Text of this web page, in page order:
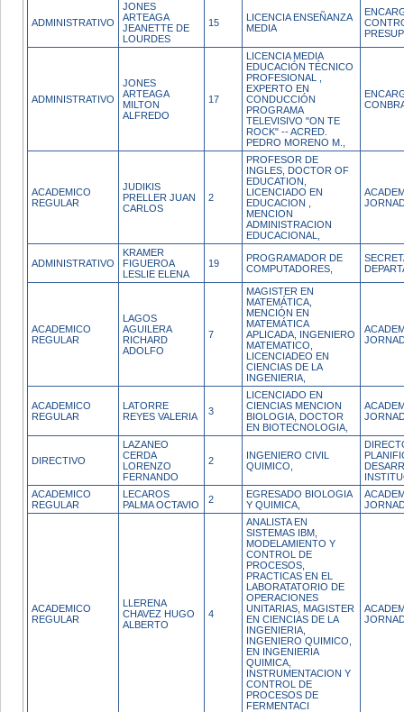
ADMINISTRATIVO
JONES
ARTEAGA
JEANETTE DE
LOURDES
15
LICENCIA ENSEÑANZA
MEDIA
ADMINISTRATIVO
JONES
ARTEAGA
MILTON
ALFREDO
17
LICENCIA MEDIA
EDUCACIÓN TÉCNICO
PROFESIONAL ,
EXPERTO EN
CONDUCCIÓN
PROGRAMA
TELEVISIVO "ON TE
ROCK" -- ACRED.
PEDRO MORENO M.,
ACADEMICO
REGULAR
JUDIKIS
PRELLER JUAN
CARLOS
2
PROFESOR DE
INGLES, DOCTOR OF
EDUCATION,
LICENCIADO EN
EDUCACION ,
MENCION
ADMINISTRACION
EDUCACIONAL,
ADMINISTRATIVO
KRAMER
FIGUEROA
LESLIE ELENA
19
PROGRAMADOR DE
COMPUTADORES,
ACADEMICO
REGULAR
LAGOS
AGUILERA
RICHARD
ADOLFO
7
MAGISTER EN
MATEMÁTICA,
MENCIÓN EN
MATEMÁTICA
APLICADA, INGENIERO
MATEMATICO,
LICENCIADEO EN
CIENCIAS DE LA
INGENIERIA,
ACADEMICO
REGULAR
LATORRE
REYES VALERIA
3
LICENCIADO EN
CIENCIAS MENCION
BIOLOGIA, DOCTOR
EN BIOTECNOLOGIA,
DIRECTIVO
LAZANEO
CERDA
LORENZO
FERNANDO
2
INGENIERO CIVIL
QUIMICO,
ACADEMICO
REGULAR
LECAROS
PALMA OCTAVIO
2
EGRESADO BIOLOGIA
Y QUIMICA,
ACADEMICO
REGULAR
LLERENA
CHAVEZ HUGO
ALBERTO
4
ANALISTA EN
SISTEMAS IBM,
MODELAMIENTO Y
CONTROL DE
PROCESOS,
PRACTICAS EN EL
LABORATATORIO DE
OPERACIONES
UNITARIAS, MAGISTER
EN CIENCIAS DE LA
INGENIERIA,
INGENIERO QUIMICO,
EN INGENIERIA
QUIMICA,
INSTRUMENTACION Y
CONTROL DE
PROCESOS DE
FERMENTACI